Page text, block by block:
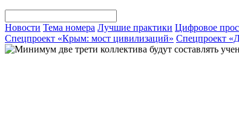
Новости Тема номера Лучшие практики Цифровое
Спецпроект «Крым: мост цивилизаций» Спецпроект